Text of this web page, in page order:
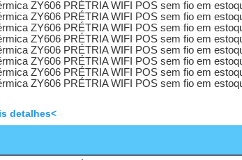
detalhes<